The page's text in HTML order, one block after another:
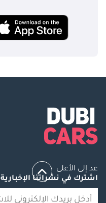
عد إلى الأعلى
اشترك في نشراتنا الإخبارية